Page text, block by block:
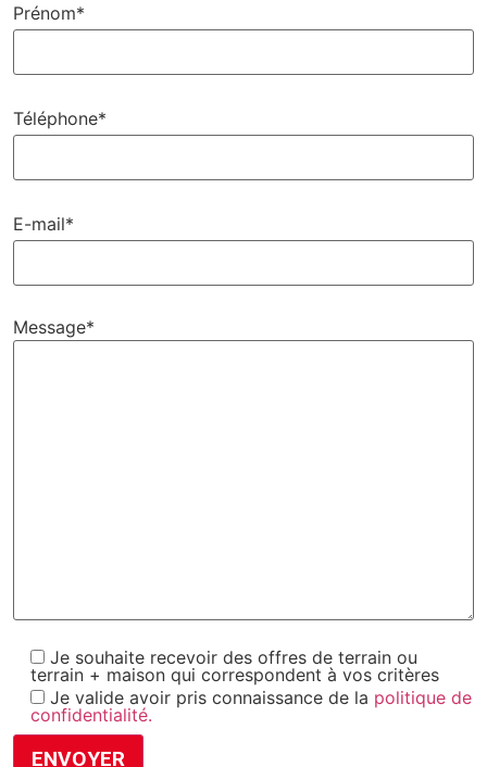
Prénom*
Téléphone*
E-mail*
Message*
Je souhaite recevoir des offres de terrain ou
terrain + maison qui correspondent à vos critères
Je valide avoir pris connaissance de la politique de
confidentialité.